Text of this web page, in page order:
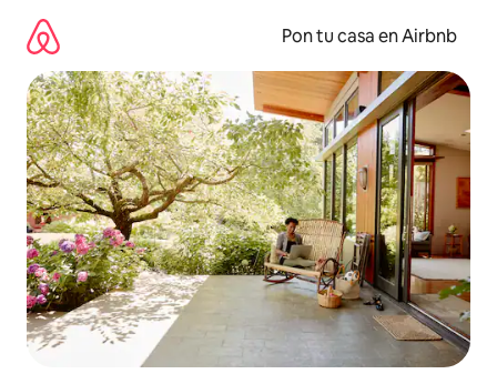
contenido
Pon tu casa en Airbnb